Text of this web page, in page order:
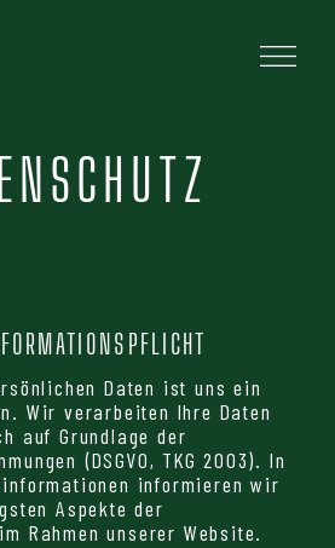
Daten ist uns ein
Wir verarbeiten Ihre Daten
auf Grundlage der
(DSGVO, TKG 2003). In
informieren wir
Aspekte der
Rahmen unserer Website.